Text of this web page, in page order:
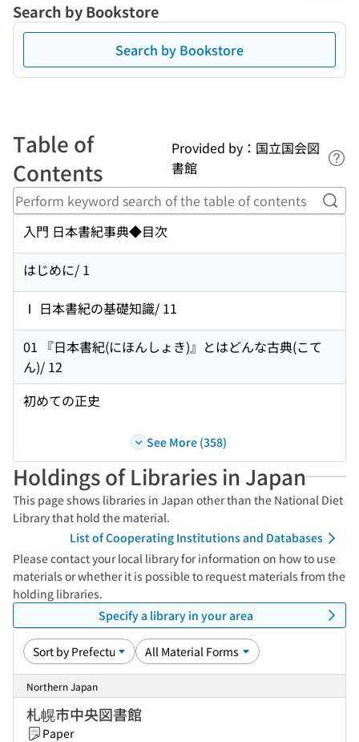
Search by Bookstore
Search by Bookstore
Table of
Contents
Provided by：国立国会図
書館
入門 日本書紀事典◆目次
はじめに/ 1
Ⅰ 日本書紀の基礎知識/ 11
01 『日本書紀(にほんしょき)』とはどんな古典(こて
ん)/ 12
初めての正史
See More (358)
Holdings of Libraries in Japan
This page shows libraries in Japan other than the National Diet
Library that hold the material.
List of Cooperating Institutions and Databases
Please contact your local library for information on how to use
materials or whether it is possible to request materials from the
holding libraries.
Specify a library in your area
Northern Japan
札幌市中央図書館
Paper